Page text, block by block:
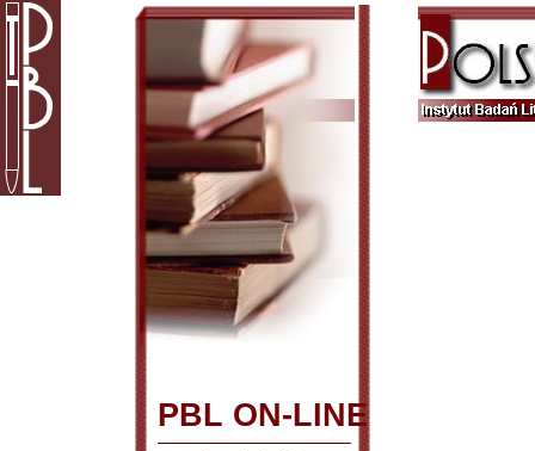
PBL ON-LINE